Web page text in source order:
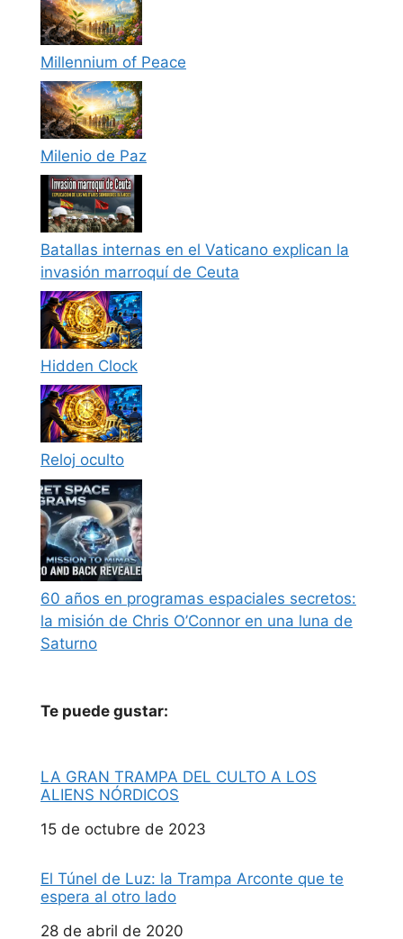
Millennium of Peace
Milenio de Paz
Batallas internas en el Vaticano explican la
invasión marroquí de Ceuta
Hidden Clock
Reloj oculto
60 años en programas espaciales secretos:
la misión de Chris O’Connor en una luna de
Saturno
Te puede gustar:
LA GRAN TRAMPA DEL CULTO A LOS
ALIENS NÓRDICOS
Fecha
15 de octubre de 2023
El Túnel de Luz: la Trampa Arconte que te
espera al otro lado
Fecha
28 de abril de 2020